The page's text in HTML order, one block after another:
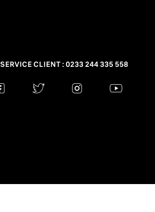
SERVICE CLIENT : 0233 244 335 558